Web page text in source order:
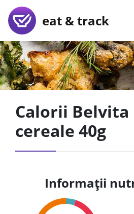
eat & track
Calorii Belvita
cereale 40g
Informații